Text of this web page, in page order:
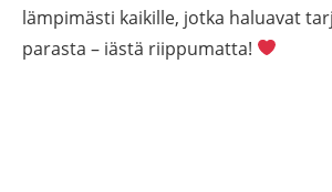
lämpimästi kaikille, jotka haluavat
parasta – iästä riippumatta!